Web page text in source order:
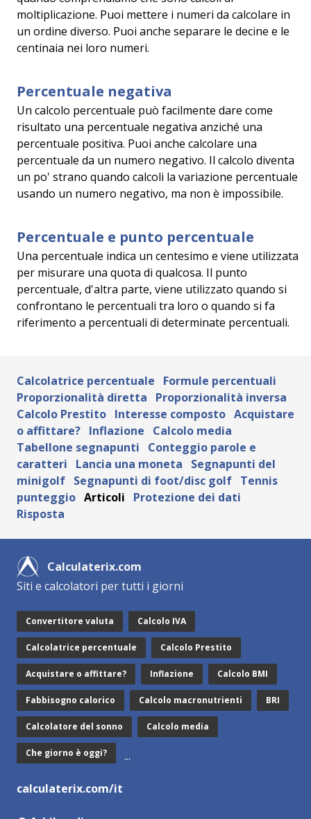
moltiplicazione. Puoi mettere i numeri da calcolare in
un ordine diverso. Puoi anche separare le decine e le
centinaia nei loro numeri.
Percentuale negativa
Un calcolo percentuale può facilmente dare come
risultato una percentuale negativa anziché una
percentuale positiva. Puoi anche calcolare una
percentuale da un numero negativo. Il calcolo diventa
un po' strano quando calcoli la variazione percentuale
usando un numero negativo, ma non è impossibile.
Percentuale e punto percentuale
Una percentuale indica un centesimo e viene utilizzata
per misurare una quota di qualcosa. Il punto
percentuale, d'altra parte, viene utilizzato quando si
confrontano le percentuali tra loro o quando si fa
riferimento a percentuali di determinate percentuali.
Calcolatrice percentuale
Formule percentuali
Proporzionalità diretta
Proporzionalità inversa
Calcolo Prestito Interesse composto Acquistare
o affittare? Inflazione
Calcolo media
Tabellone segnapunti
Conteggio parole e
caratteri
Lancia una moneta
Segnapunti del
minigolf Segnapunti di foot/disc golf Tennis
punteggio Articoli
Protezione dei dati
Risposta
Calculaterix.com
Siti e calcolatori per tutti i giorni
Convertitore valuta Calcolo IVA
Calcolatrice percentuale Calcolo Prestito
Acquistare o affittare? Inflazione Calcolo BMI
Fabbisogno calorico Calcolo macronutrienti BRI
Calcolatore del sonno Calcolo media
Che giorno è oggi? ...
calculaterix.com/it